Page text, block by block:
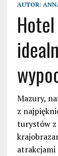
AUTOR:
Mazury,
z
turystów z